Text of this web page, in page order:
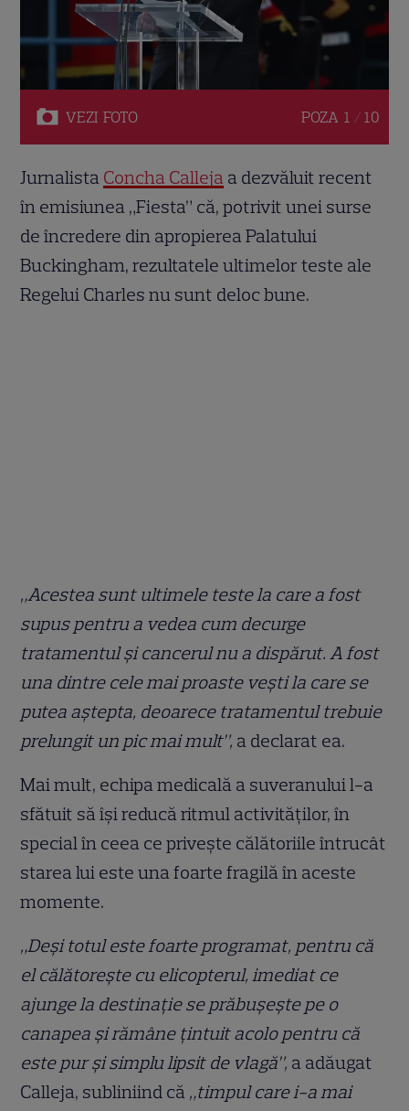
VEZI FOTO POZA 1 / 10
Jurnalista Concha Calleja a dezvăluit recent
în emisiunea „Fiesta” că, potrivit unei surse
de încredere din apropierea Palatului
Buckingham, rezultatele ultimelor teste ale
Regelui Charles nu sunt deloc bune.
„Acestea sunt ultimele teste la care a fost
supus pentru a vedea cum decurge
tratamentul și cancerul nu a dispărut. A fost
una dintre cele mai proaste vești la care se
putea aștepta, deoarece tratamentul trebuie
prelungit un pic mai mult”, a declarat ea.
Mai mult, echipa medicală a suveranului l-a
sfătuit să își reducă ritmul activităților, în
special în ceea ce privește călătoriile întrucât
starea lui este una foarte fragilă în aceste
momente.
„Deși totul este foarte programat, pentru că
el călătorește cu elicopterul, imediat ce
ajunge la destinație se prăbușește pe o
canapea și rămâne țintuit acolo pentru că
este pur și simplu lipsit de vlagă”, a adăugat
Calleja, subliniind că „timpul care i-a mai